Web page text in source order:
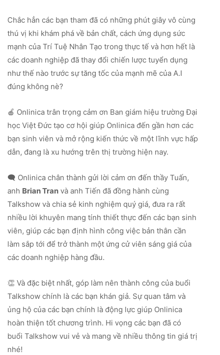
Chắc hẳn các bạn tham đã có những phút giây vô cùng
thú vị khi khám phá về bản chất, cách ứng dụng sức
mạnh của Trí Tuệ Nhân Tạo trong thực tế và hơn hết là
các doanh nghiệp đã thay đổi chiến lược tuyển dụng
như thế nào trước sự tăng tốc của mạnh mẽ của A.I
đúng không nè?
🍎 Onlinica trân trọng cảm ơn Ban giám hiệu trường Đại
học Việt Đức tạo cơ hội giúp Onlinica đến gần hơn các
bạn sinh viên và mở rộng kiến thức về một lĩnh vực hấp
dẫn, đang là xu hướng trên thị trường hiện nay.
🗨️ Onlinica chân thành gửi lời cảm ơn đến thầy Tuấn,
anh Brian Tran và anh Tiến đã đồng hành cùng
Talkshow và chia sẻ kinh nghiệm quý giá, đưa ra rất
nhiều lời khuyên mang tính thiết thực đến các bạn sinh
viên, giúp các bạn định hình công việc bản thân cần
làm sắp tới để trở thành một ứng cử viên sáng giá của
các doanh nghiệp hàng đầu.
👏 Và đặc biệt nhất, góp làm nên thành công của buổi
Talkshow chính là các bạn khán giả. Sự quan tâm và
ủng hộ của các bạn chính là động lực giúp Onlinica
hoàn thiện tốt chương trình. Hi vọng các bạn đã có
buổi Talkshow vui vẻ và mang về nhiều thông tin giá trị
nhé!